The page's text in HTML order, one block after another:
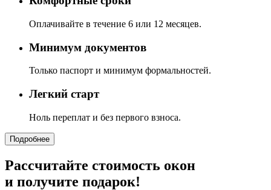
Оплачивайте в течение 6 или 12 месяцев.
Минимум документов
Только паспорт и минимум формальностей.
Легкий старт
Ноль переплат и без первого взноса.
Подробнее
Рассчитайте стоимость окон
и получите подарок!